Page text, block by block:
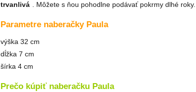
trvanlivá
. Môžete s ňou pohodlne podávať pokrmy dlhé roky.
Parametre naberačky Paula
výška 32 cm
dĺžka 7 cm
šírka 4 cm
Prečo kúpiť naberačku Paula